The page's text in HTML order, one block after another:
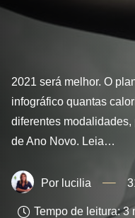
2021 será melhor. O
infográfico quantas
diferentes
de Ano Novo. Leia…
lucilia
Tempo de leitura: 3